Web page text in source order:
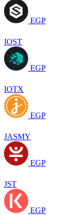
EGP
IOST
EGP
IOTX
EGP
JASMY
EGP
JST
EGP